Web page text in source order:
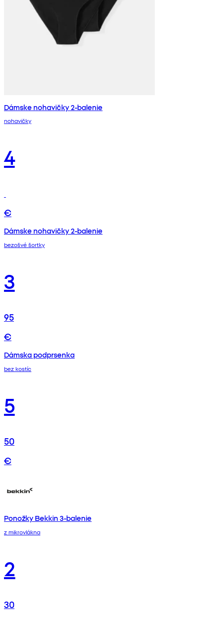
Dámske nohavičky 2-balenie
nohavičky
4
€
Dámske nohavičky 2-balenie
bezošvé šortky
3
95
€
Dámska podprsenka
bez kostíc
5
50
€
Ponožky Bekkin 3-balenie
z mikrovlákna
2
30